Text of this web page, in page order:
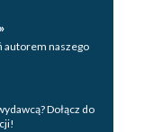
autorem naszego
Dołącz do